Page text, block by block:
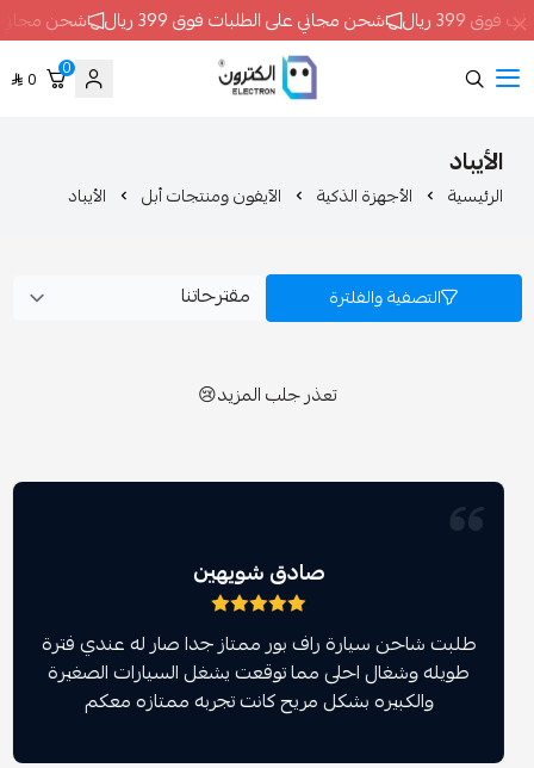
شحن مجاني على الطلبات فوق 399 ريال شحن مجاني على الطلبات فوق
الأجهزة الذكية الآيفون ومنتجات أبل الأيباد
والفلترة
تعذر جلب المزيد😢
صادق شويهين
سيارة راف بور ممتاز جدا صار له عندي فترة
وشغال احلى مما توقعت يشغل السيارات الصغيرة
بشكل مريح كانت تجربه ممتازه معكم